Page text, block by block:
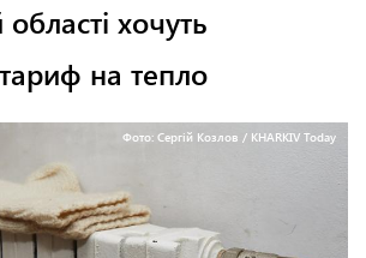
області хочуть
на тепло
Фото: Сергій Козлов / KHARKIV Today